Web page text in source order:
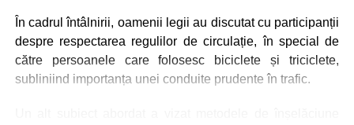
NEWS.
O parte dintre realizările dr. ing. Alexandru Jittu
În cadrul întâlnirii, oamenii legii au discutat cu participanții
despre respectarea regulilor de circulație, în special de
către persoanele care folosesc biciclete și triciclete,
subliniind importanța unei conduite prudente în trafic.